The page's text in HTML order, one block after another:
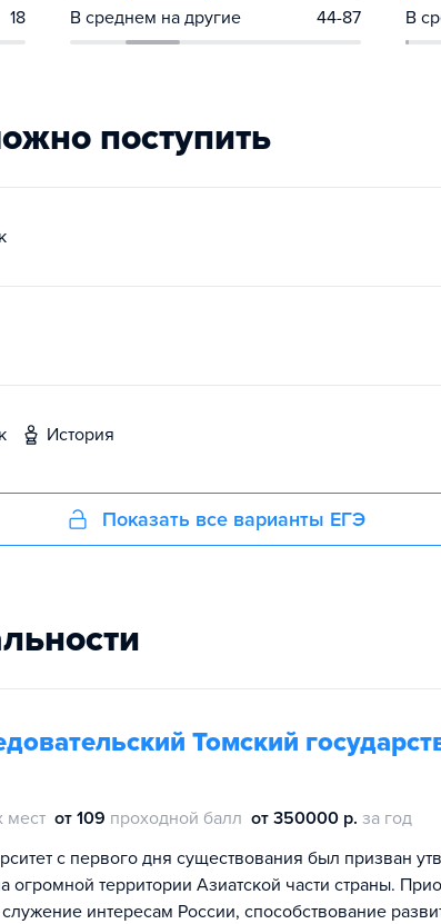
18 В среднем на другие 44-87 В
поступить
история
Показать все варианты ЕГЭ
Томский
мест от 109 проходной балл от 350000 р. за год
с первого дня существования был призван
огромной территории Азиатской части страны.
интересам России, способствование